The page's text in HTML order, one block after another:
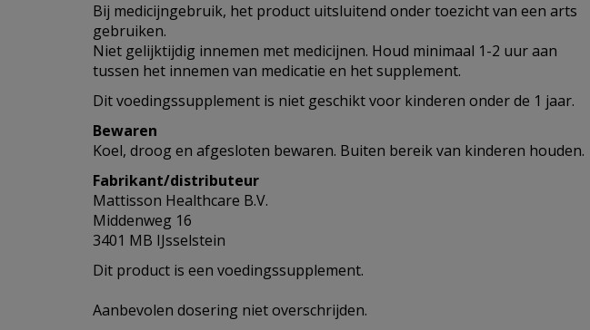
Bij medicijngebruik, het product uitsluitend onder toezicht van een arts
gebruiken.
Niet gelijktijdig innemen met medicijnen. Houd minimaal 1-2 uur aan
tussen het innemen van medicatie en het supplement.
Dit voedingssupplement is niet geschikt voor kinderen onder de 1 jaar.
Bewaren
Koel, droog en afgesloten bewaren. Buiten bereik van kinderen houden.
Fabrikant/distributeur
Mattisson Healthcare B.V.
Middenweg 16
3401 MB IJsselstein
Dit product is een voedingssupplement.
Aanbevolen dosering niet overschrijden.